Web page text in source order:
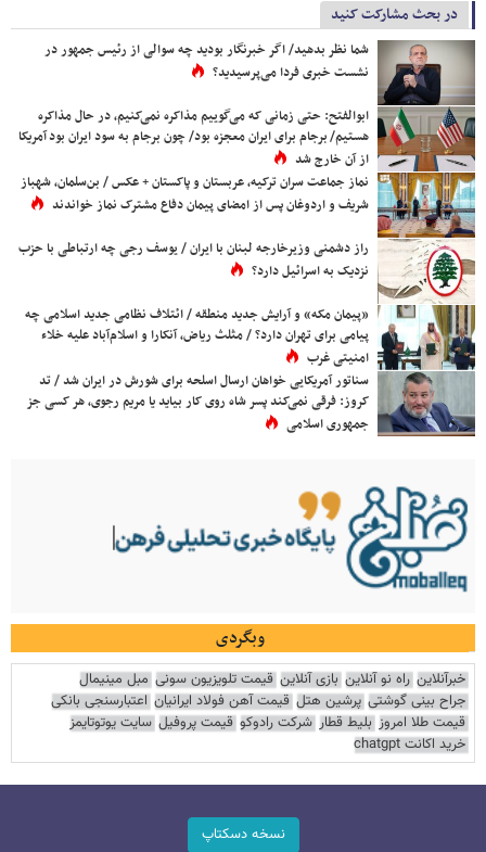
در بحث مشارکت کنید
شما نظر بدهید/ اگر خبرنگار بودید چه سوالی از رئیس جمهور در
نشست خبری فردا می‌پرسیدید؟
ابوالفتح: حتی زمانی که می‌گوییم مذاکره نمی‌کنیم، در حال مذاکره
هستیم/ برجام برای ایران معجزه بود/ چون برجام به سود ایران بود آمریکا
از آن خارج شد
نماز جماعت سران ترکیه، عربستان و پاکستان + عکس / بن‌سلمان، شهباز
شریف و اردوغان پس از امضای پیمان دفاع مشترک نماز خواندند
راز دشمنی وزیرخارجه لبنان با ایران / یوسف رجی چه ارتباطی با حزب
نزدیک به اسرائیل دارد؟
«پیمان مکه» و آرایش جدید منطقه / ائتلاف نظامی جدید اسلامی چه
پیامی برای تهران دارد؟ / مثلث ریاض، آنکارا و اسلام‌آباد علیه خلاء
امنیتی غرب
سناتور آمریکایی خواهان ارسال اسلحه برای شورش در ایران شد / تد
کروز: فرقی نمی‌کند پسر شاه روی کار بیاید یا مریم رجوی، هر کسی جز
جمهوری اسلامی
وبگردی
خبرآنلاین راه نو آنلاین بازی آنلاین قیمت تلویزیون سونی مبل مینیمال
جراح بینی گوشتی پرشین هتل قیمت آهن فولاد ایرانیان اعتبارسنجی بانکی
قیمت طلا امروز بلیط قطار شرکت رادوکو قیمت پروفیل سایت یوتوتایمز
خرید اکانت chatgpt
نسخه دسکتاپ